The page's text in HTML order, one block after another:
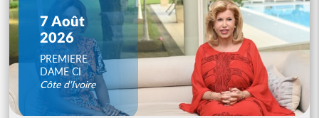
7 Août
2026
PREMIERE
DAME CI
Côte d'Ivoire